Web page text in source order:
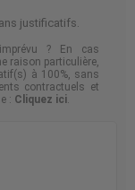
justificatifs.
? En cas
raison particulière,
à 100%, sans
contractuels et
: Cliquez ici.